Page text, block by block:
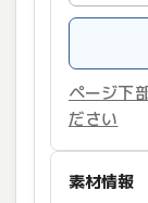
ページ下
ださい
素材情報